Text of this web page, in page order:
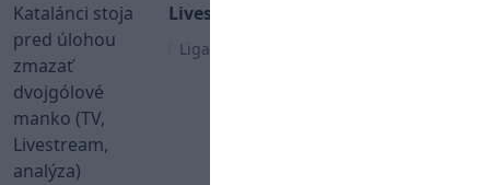
Livestream, analýza)
Liga Majstrov